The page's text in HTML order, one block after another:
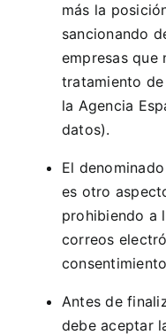
más la
sancionando
empresas que
tratamiento
la Agencia
datos).
El
es otro
prohibiendo a
correos
Antes de
debe aceptar